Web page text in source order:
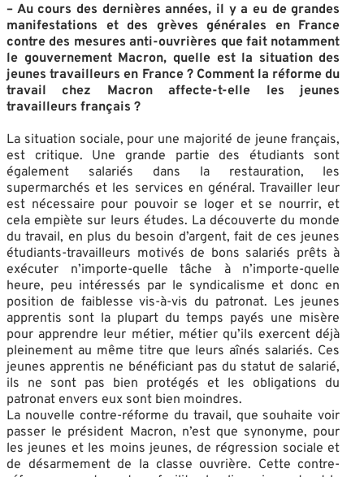
– Au cours des dernières années, il y a eu de grandes
manifestations et des grèves générales en France
contre des mesures anti-ouvrières que fait notamment
le gouvernement Macron, quelle est la situation des
jeunes travailleurs en France ? Comment la réforme du
travail chez Macron affecte-t-elle les jeunes
travailleurs français ?
La situation sociale, pour une majorité de jeune français,
est critique. Une grande partie des étudiants sont
également salariés dans la restauration, les
supermarchés et les services en général. Travailler leur
est nécessaire pour pouvoir se loger et se nourrir, et
cela empiète sur leurs études. La découverte du monde
du travail, en plus du besoin d’argent, fait de ces jeunes
étudiants-travailleurs motivés de bons salariés prêts à
exécuter n’importe-quelle tâche à n’importe-quelle
heure, peu intéressés par le syndicalisme et donc en
position de faiblesse vis-à-vis du patronat. Les jeunes
apprentis sont la plupart du temps payés une misère
pour apprendre leur métier, métier qu’ils exercent déjà
pleinement au même titre que leurs aînés salariés. Ces
jeunes apprentis ne bénéficiant pas du statut de salarié,
ils ne sont pas bien protégés et les obligations du
patronat envers eux sont bien moindres.
La nouvelle contre-réforme du travail, que souhaite voir
passer le président Macron, n’est que synonyme, pour
les jeunes et les moins jeunes, de régression sociale et
de désarmement de la classe ouvrière. Cette contre-